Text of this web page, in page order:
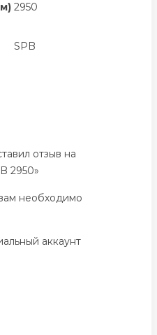
2950
SPB
отзыв на
2950»
необходимо
аккаунт